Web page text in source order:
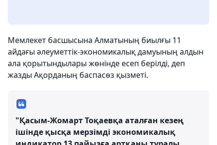
Мемлекет басшысына Алматының биылғы 11
айдағы әлеуметтік-экономикалық дамуының алдын
ала қорытындылары жөнінде есеп берілді, деп
жазды Ақорданың баспасөз қызметі.
"Қасым-Жомарт Тоқаевқа аталған кезең
ішінде қысқа мерзімді экономикалық